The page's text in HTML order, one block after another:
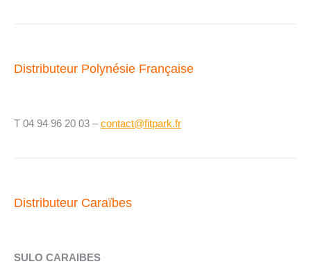
Distributeur Polynésie Française
T 04 94 96 20 03 –contact@fitpark.fr
Distributeur Caraïbes
SULO CARAIBES